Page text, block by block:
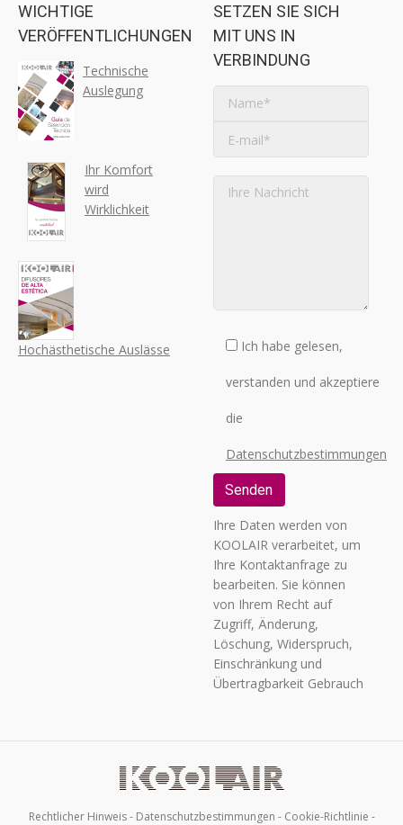
WICHTIGE
VERÖFFENTLICHUNGEN
Technische
Auslegung
Ihr Komfort
wird
Wirklichkeit
Hochästhetische Auslässe
SETZEN SIE SICH
MIT UNS IN
VERBINDUNG
Ich habe gelesen,
verstanden und akzeptiere
die
Datenschutzbestimmungen
Ihre Daten werden von
KOOLAIR verarbeitet, um
Ihre Kontaktanfrage zu
bearbeiten. Sie können
von Ihrem Recht auf
Zugriff, Änderung,
Löschung, Widerspruch,
Einschränkung und
Übertragbarkeit Gebrauch
Adresse: C/ URANO, 26 –
POLIGONO INDUSTRIAL
Rechtlicher Hinweis- Datenschutzbestimmungen - Cookie-Richtlinie -